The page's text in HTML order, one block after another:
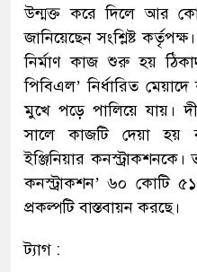
উন্মক্ত করে দিলে আর
জানিয়েছেন সংশ্লিষ্ট
নির্মাণ কাজ শুরু হয়
পিবিএল’ নির্ধারিত
মুখে পড়ে পালিয়ে যায়।
সালে কাজটি দেয়া হয়
ইঞ্জিনিয়ার
কনস্ট্রাকশন’ ৬০ কোটি
প্রকল্পটি বাস্তবায়ন করছে।
ট্যাগ :